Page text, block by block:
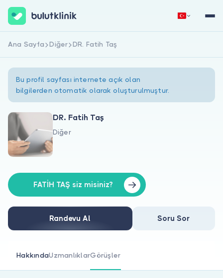
Hakkımızda
Doktorlar için
Doktor musunuz?
Hemen Kaydol
Ana Sayfa Diğer DR. Fatih Taş
Bu profil sayfası internete açık olan
bilgilerden otomatik olarak oluşturulmuştur.
DR. Fatih Taş
Diğer
FATİH TAŞ siz misiniz?
Randevu Al Soru Sor
HakkındaUzmanlıklarGörüşler